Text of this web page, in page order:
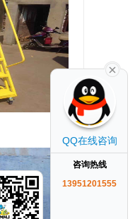
QQ在线咨询
咨询热线
13951201555